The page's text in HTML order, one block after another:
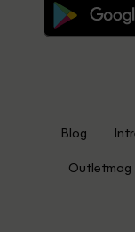
Blog
Outletmag